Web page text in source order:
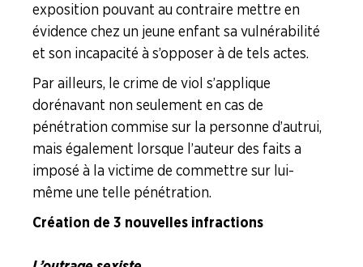
exposition pouvant au contraire mettre en
évidence chez un jeune enfant sa vulnérabilité
et son incapacité à s’opposer à de tels actes.
Par ailleurs, le crime de viol s’applique
dorénavant non seulement en cas de
pénétration commise sur la personne d’autrui,
mais également lorsque l’auteur des faits a
imposé à la victime de commettre sur lui-
même une telle pénétration.
Création de 3 nouvelles infractions